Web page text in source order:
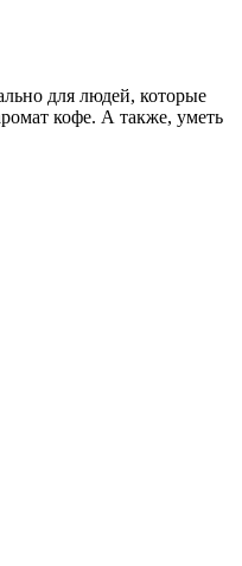
для людей, которые
кофе. А также, уметь